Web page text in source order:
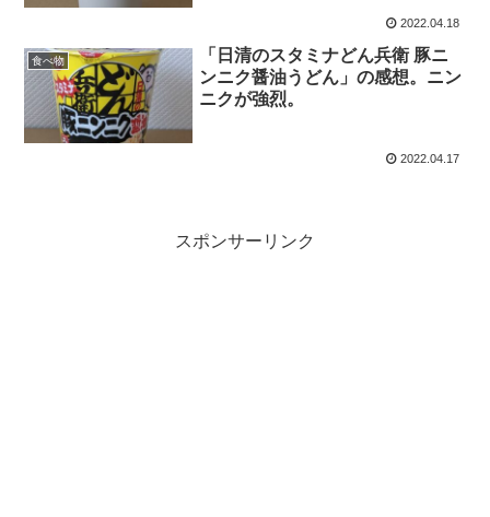
2022.04.18
食べ物
「日清のスタミナどん兵衛 豚ニ
ンニク醤油うどん」の感想。ニン
ニクが強烈。
2022.04.17
スポンサーリンク